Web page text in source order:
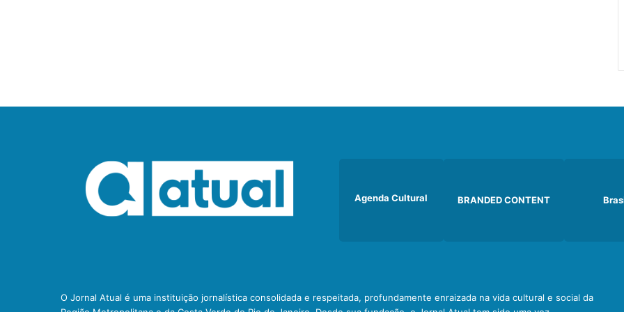
Agenda Cultural BRANDED CONTENT
O Jornal Atual é uma instituição jornalística consolidada e respeitada, profundamente enraizada na vida cultural e social da